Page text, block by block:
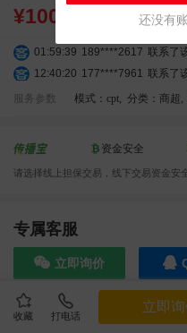
收藏 打电话
立即
¥100000.00
01:59:39 189****2617 联系了
12:40:20 177****7961 联系了
04:12:36 181****8167
联系了
10:08:47
155****5272
联系了
04:09:07
11:44:28 130****3379 联系了
08:36:41 191****0991
联系了
186****8762 联系了
06:11:20
联系了
服务参数 模式：cpt, 分类：商超 ,
资金安全
请选择线上担保交易，线下交易资金安
专属客服
立即询价
效果截图
还没有